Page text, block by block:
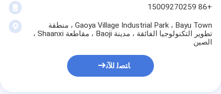
+86 15009270259
Gaoya Village Industrial Park ، Bayu Town ، منطقة
تطوير التكنولوجيا الفائقة ، مدينة Baoji ، مقاطعة Shaanxi ،
الصين
ﺎﺘﺼﻟ ﺍﻶﻧ